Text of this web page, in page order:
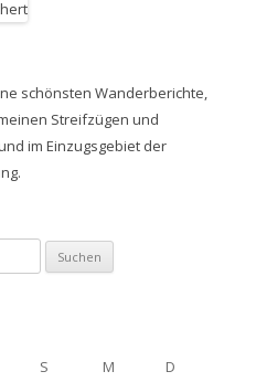
schönsten Wanderberichte,
Streifzügen und
im Einzugsgebiet der
S M
D